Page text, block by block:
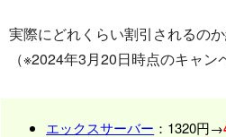
実際にどれくらい割引されるの
（※2024年3月20日時点のキャン
エックスサーバー ：1320円→